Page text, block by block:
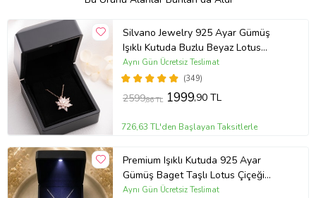
Silvano Jewelry 925 Ayar Gümüş
Işıklı Kutuda Buzlu Beyaz Lotus
Kolye
(349)
Aynı Gün Ücretsiz Teslimat
2599,86 TL 1999,90 TL
726,63 TL'den Başlayan Taksitlerle
Premium Işıklı Kutuda 925 Ayar
Gümüş Baget Taşlı Lotus Çiçeği
Kolye
Aynı Gün Ücretsiz Teslimat